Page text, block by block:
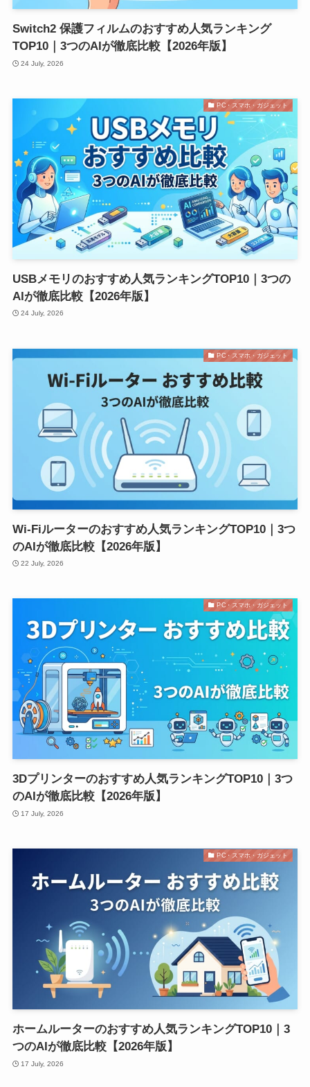
Switch2 保護フィルムのおすすめ人気ランキング
TOP10｜3つのAIが徹底比較【2026年版】
24 July, 2026
PC・スマホ・ガジェット
USBメモリのおすすめ人気ランキングTOP10｜3つの
AIが徹底比較【2026年版】
24 July, 2026
PC・スマホ・ガジェット
Wi-Fiルーターのおすすめ人気ランキングTOP10｜3つ
のAIが徹底比較【2026年版】
22 July, 2026
PC・スマホ・ガジェット
3Dプリンターのおすすめ人気ランキングTOP10｜3つ
のAIが徹底比較【2026年版】
17 July, 2026
PC・スマホ・ガジェット
ホームルーターのおすすめ人気ランキングTOP10｜3
つのAIが徹底比較【2026年版】
17 July, 2026